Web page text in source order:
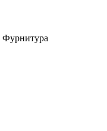
Фурнитура